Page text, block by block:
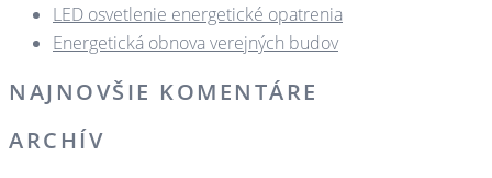
LED osvetlenie energetické opatrenia
Energetická obnova verejných budov
NAJNOVŠIE KOMENTÁRE
ARCHÍV